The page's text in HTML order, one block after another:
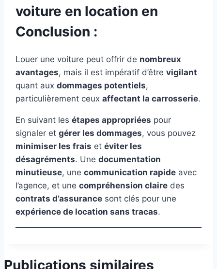
voiture en location en
Conclusion :
Louer une voiture peut offrir de nombreux
avantages, mais il est impératif d’être vigilant
quant aux dommages potentiels,
particulièrement ceux affectant la carrosserie.
En suivant les étapes appropriées pour
signaler et gérer les dommages, vous pouvez
minimiser les frais et éviter les
désagréments. Une documentation
minutieuse, une communication rapide avec
l’agence, et une compréhension claire des
contrats d’assurance sont clés pour une
expérience de location sans tracas.
Publications similaires